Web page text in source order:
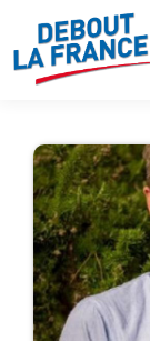
Panneau de